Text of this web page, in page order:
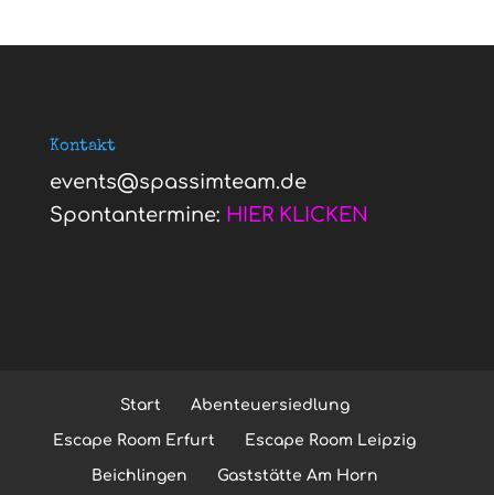
Kontakt
events@spassimteam.de
Spontantermine: HIER KLICKEN
Start Abenteuersiedlung
Escape Room Erfurt Escape Room Leipzig
Beichlingen Gaststätte Am Horn